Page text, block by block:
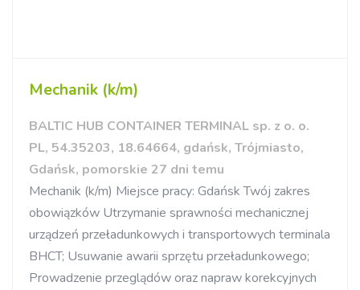
Mechanik (k/m)
BALTIC HUB CONTAINER TERMINAL sp. z o. o.
PL, 54.35203, 18.64664, gdańsk, Trójmiasto,
Gdańsk, pomorskie 27 dni temu
Mechanik (k/m) Miejsce pracy: Gdańsk Twój zakres
obowiązków Utrzymanie sprawności mechanicznej
urządzeń przeładunkowych i transportowych terminala
BHCT; Usuwanie awarii sprzętu przeładunkowego;
Prowadzenie przeglądów oraz napraw korekcyjnych